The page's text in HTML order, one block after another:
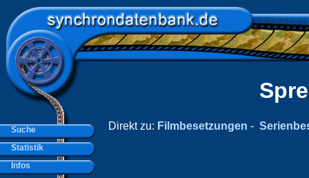
Direkt zu: Filmbesetzungen -
Suche
Statistik
Infos